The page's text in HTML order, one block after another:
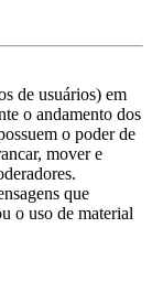
de usuários) em
o andamento dos
o poder de
mover e
que
o uso de material